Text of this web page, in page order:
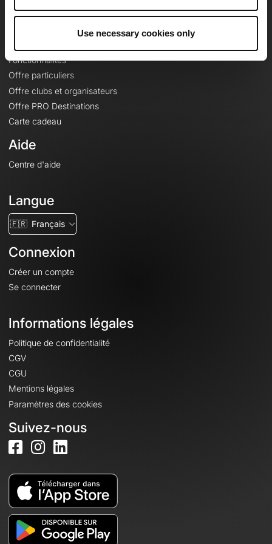
Use necessary cookies only
Fonctionnalités
Offre particuliers
Offre clubs et organisateurs
Offre PRO Destinations
Carte cadeau
Aide
Centre d'aide
Langue
🇫🇷 Français
Connexion
Créer un compte
Se connecter
Informations légales
Politique de confidentialité
CGV
CGU
Mentions légales
Paramètres des cookies
Suivez-nous